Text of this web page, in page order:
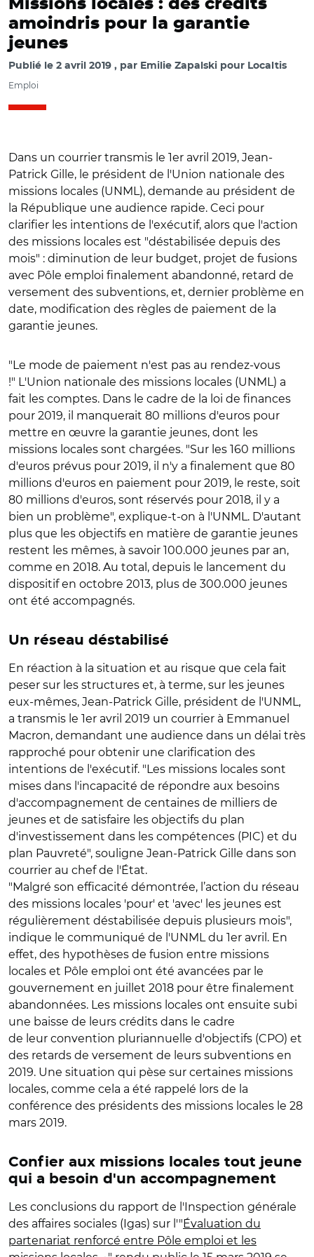
Missions locales : des crédits
amoindris pour la garantie
jeunes
Publié le 2 avril 2019 par Emilie Zapalski pour Localtis
Emploi
Dans un courrier transmis le 1er avril 2019, Jean-
Patrick Gille, le président de l'Union nationale des
missions locales (UNML), demande au président de
la République une audience rapide. Ceci pour
clarifier les intentions de l'exécutif, alors que l'action
des missions locales est "déstabilisée depuis des
mois" : diminution de leur budget, projet de fusions
avec Pôle emploi finalement abandonné, retard de
versement des subventions, et, dernier problème en
date, modification des règles de paiement de la
garantie jeunes.
"Le mode de paiement n'est pas au rendez-vous
!" L'Union nationale des missions locales (UNML) a
fait les comptes. Dans le cadre de la loi de finances
pour 2019, il manquerait 80 millions d'euros pour
mettre en œuvre la garantie jeunes, dont les
missions locales sont chargées. "Sur les 160 millions
d'euros prévus pour 2019, il n'y a finalement que 80
millions d'euros en paiement pour 2019, le reste, soit
80 millions d'euros, sont réservés pour 2018, il y a
bien un problème", explique-t-on à l'UNML. D'autant
plus que les objectifs en matière de garantie jeunes
restent les mêmes, à savoir 100.000 jeunes par an,
comme en 2018. Au total, depuis le lancement du
dispositif en octobre 2013, plus de 300.000 jeunes
ont été accompagnés.
Un réseau déstabilisé
En réaction à la situation et au risque que cela fait
peser sur les structures et, à terme, sur les jeunes
eux-mêmes, Jean-Patrick Gille, président de l'UNML,
a transmis le 1er avril 2019 un courrier à Emmanuel
Macron, demandant une audience dans un délai très
rapproché pour obtenir une clarification des
intentions de l'exécutif. "Les missions locales sont
mises dans l'incapacité de répondre aux besoins
d'accompagnement de centaines de milliers de
jeunes et de satisfaire les objectifs du plan
d'investissement dans les compétences (PIC) et du
plan Pauvreté", souligne Jean-Patrick Gille dans son
courrier au chef de l'État.
"Malgré son efficacité démontrée, l’action du réseau
des missions locales 'pour' et 'avec' les jeunes est
régulièrement déstabilisée depuis plusieurs mois",
indique le communiqué de l'UNML du 1er avril. En
effet, des hypothèses de fusion entre missions
locales et Pôle emploi ont été avancées par le
gouvernement en juillet 2018 pour être finalement
abandonnées. Les missions locales ont ensuite subi
une baisse de leurs crédits dans le cadre
de leur convention pluriannuelle d'objectifs (CPO) et
des retards de versement de leurs subventions en
2019. Une situation qui pèse sur certaines missions
locales, comme cela a été rappelé lors de la
conférence des présidents des missions locales le 28
mars 2019.
Confier aux missions locales tout jeune
qui a besoin d'un accompagnement
Les conclusions du rapport de l'Inspection générale
des affaires sociales (Igas) sur l'"Évaluation du
partenariat renforcé entre Pôle emploi et les